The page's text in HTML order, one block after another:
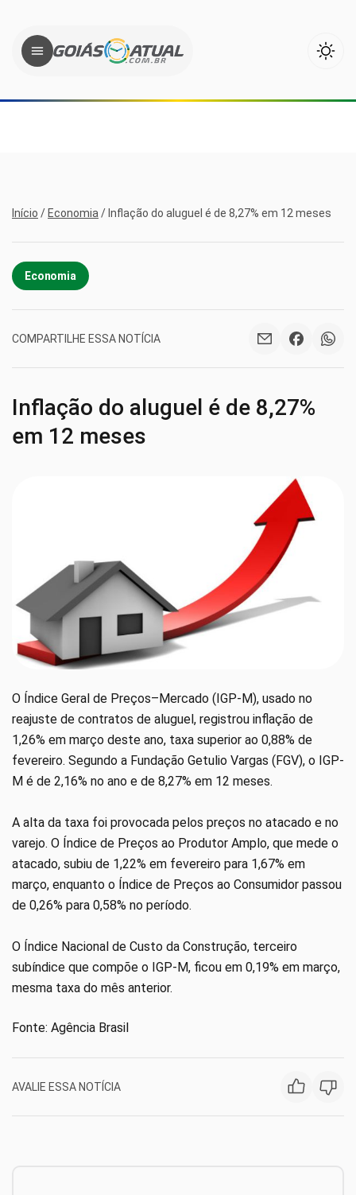
Início / Economia / Inflação do aluguel é de 8,27% em 12 meses
Economia
COMPARTILHE ESSA NOTÍCIA
Inflação do aluguel é de 8,27%
em 12 meses
O Índice Geral de Preços–Mercado (IGP-M), usado no
reajuste de contratos de aluguel, registrou inflação de
1,26% em março deste ano, taxa superior ao 0,88% de
fevereiro. Segundo a Fundação Getulio Vargas (FGV), o IGP-
M é de 2,16% no ano e de 8,27% em 12 meses.
A alta da taxa foi provocada pelos preços no atacado e no
varejo. O Índice de Preços ao Produtor Amplo, que mede o
atacado, subiu de 1,22% em fevereiro para 1,67% em
março, enquanto o Índice de Preços ao Consumidor passou
de 0,26% para 0,58% no período.
O Índice Nacional de Custo da Construção, terceiro
subíndice que compõe o IGP-M, ficou em 0,19% em março,
mesma taxa do mês anterior.
Fonte: Agência Brasil
AVALIE ESSA NOTÍCIA